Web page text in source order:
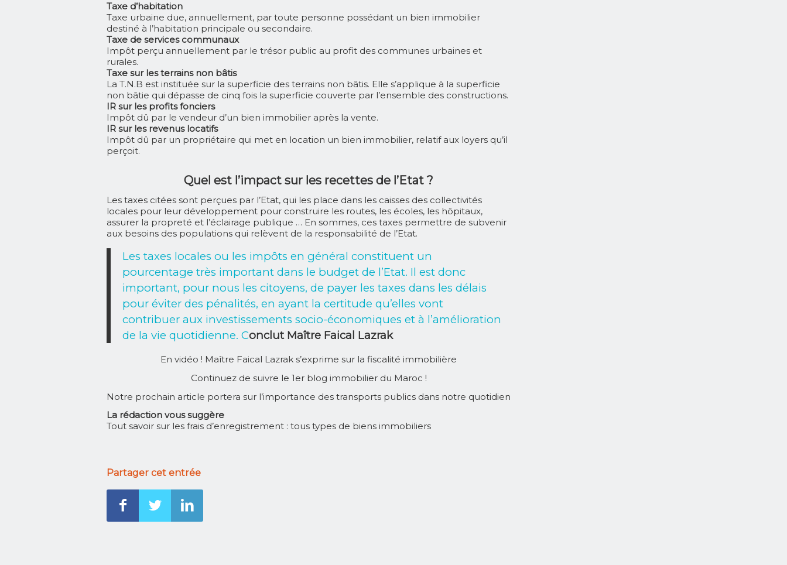
Taxe d’habitation
Taxe urbaine due, annuellement, par toute personne possédant un bien immobilier
destiné à l’habitation principale ou secondaire.
Taxe de services communaux
Impôt perçu annuellement par le trésor public au profit des communes urbaines et
rurales.
Taxe sur les terrains non bâtis
La T.N.B est instituée sur la superficie des terrains non bâtis. Elle s’applique à la superficie
non bâtie qui dépasse de cinq fois la superficie couverte par l’ensemble des constructions.
IR sur les profits fonciers
Impôt dû par le vendeur d’un bien immobilier après la vente.
IR sur les revenus locatifs
Impôt dû par un propriétaire qui met en location un bien immobilier, relatif aux loyers qu’il
perçoit.
Quel est l’impact sur les recettes de l’Etat ?
Les taxes citées sont perçues par l’Etat, qui les place dans les caisses des collectivités
locales pour leur développement pour construire les routes, les écoles, les hôpitaux,
assurer la propreté et l’éclairage publique … En sommes, ces taxes permettre de subvenir
aux besoins des populations qui relèvent de la responsabilité de l’Etat.
Les taxes locales ou les impôts en général constituent un
pourcentage très important dans le budget de l’Etat. Il est donc
important, pour nous les citoyens, de payer les taxes dans les délais
pour éviter des pénalités, en ayant la certitude qu’elles vont
contribuer aux investissements socio-économiques et à l’amélioration
de la vie quotidienne. Conclut Maître Faical Lazrak
En vidéo ! Maître Faical Lazrak s’exprime sur la fiscalité immobilière
Continuez de suivre le 1er blog immobilier du Maroc !
Notre prochain article portera sur l’importance des transports publics dans notre quotidien
La rédaction vous suggère
Tout savoir sur les frais d’enregistrement : tous types de biens immobiliers
Partager cet entrée